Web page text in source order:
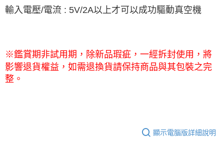
輸入電壓/電流 : 5V/2A以上才可以成功驅動真空機
※鑑賞期非試用期，除新品瑕疵，一經拆封使用，將
影響退貨權益，如需退換貨請保持商品與其包裝之完
整。
顯示電腦版詳細說明